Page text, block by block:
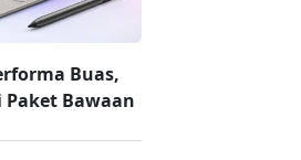
Buas,
Paket Bawaan